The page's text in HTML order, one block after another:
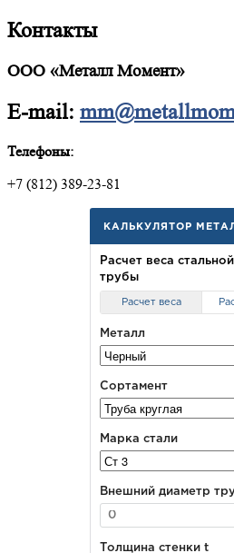
Контакты
ООО «Металл Момент»
E-mail:
Телефоны:
+7 (812) 389-23-81